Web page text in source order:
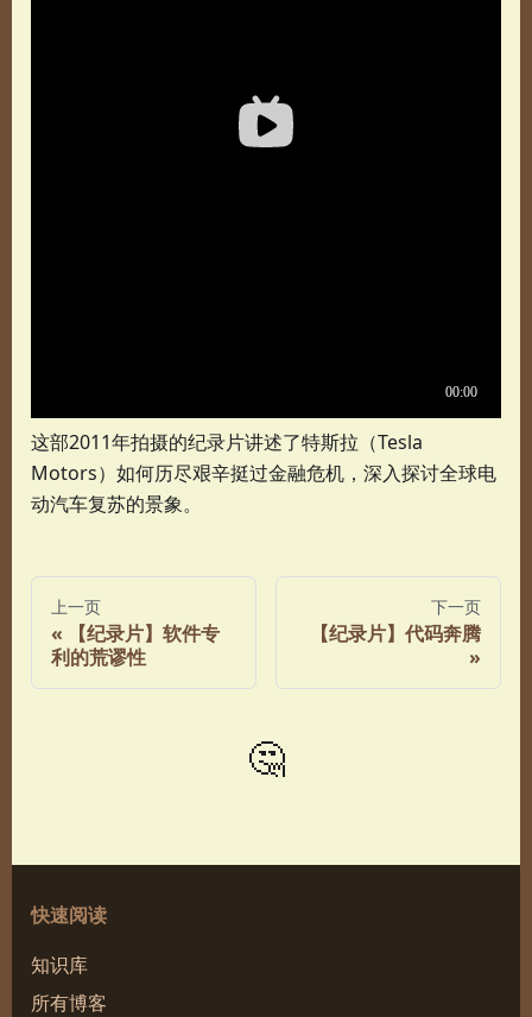
这部2011年拍摄的纪录片讲述了特斯拉（Tesla
Motors）如何历尽艰辛挺过金融危机，深入探讨全球电
动汽车复苏的景象。
上一页
【纪录片】软件专
利的荒谬性
下一页
【纪录片】代码奔腾
🤔
快速阅读
知识库
所有博客